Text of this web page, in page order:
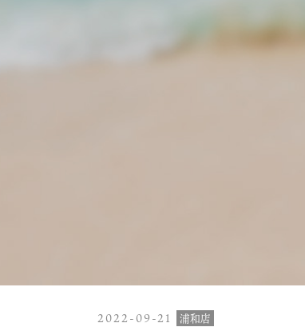
2022-09-21 浦和店